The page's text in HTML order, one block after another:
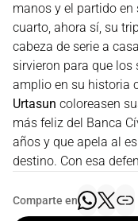
manos y el partido en
cuarto, ahora sí, su
cabeza de serie a
sirvieron para que
amplio en su historia
Urtasun coloreasen
más feliz del Banca
años y que apela al
destino. Con esa
Comparte en